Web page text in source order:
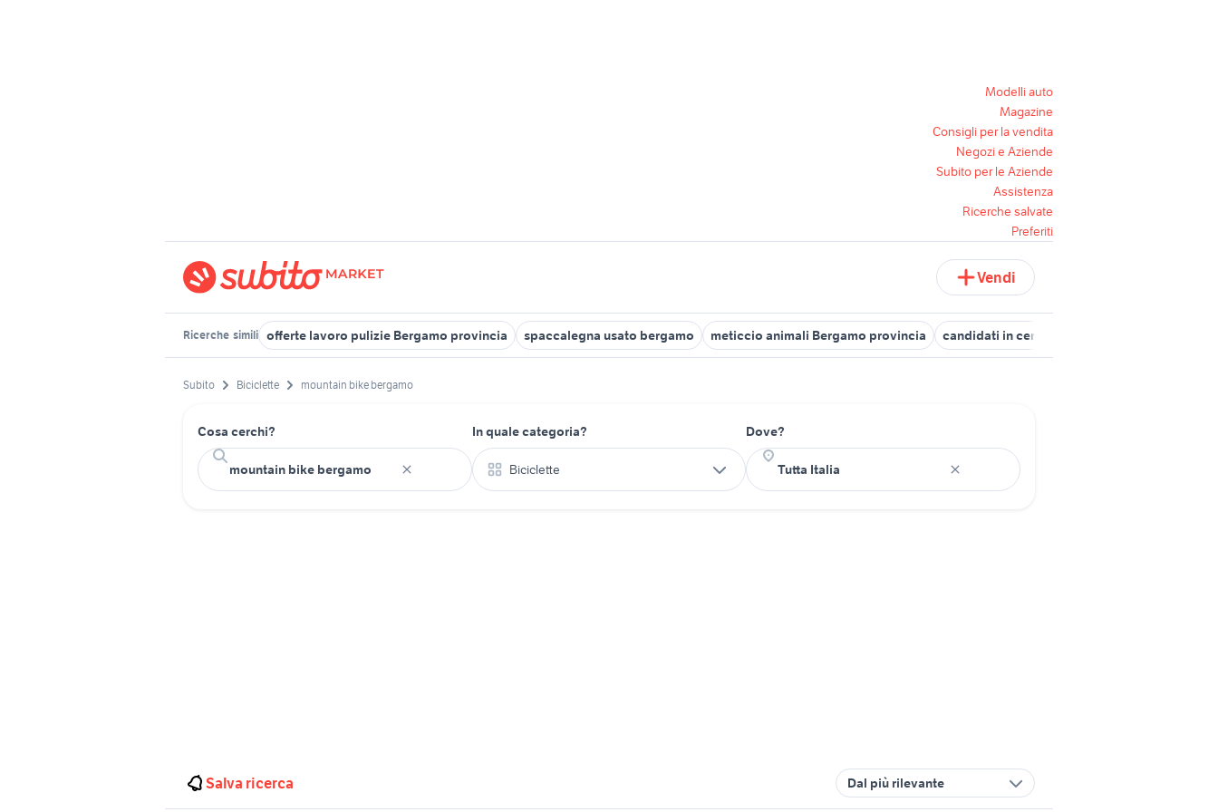
Modelli auto
Magazine
Consigli per la vendita
Negozi e Aziende
Subito per le Aziende
Assistenza
Ricerche salvate
Preferiti
Vendi
Ricerche simili offerte lavoro pulizie Bergamo provincia spaccalegna usato bergamo meticcio animali Bergamo provincia candidati in cerca di lavoro bergamo
Subito Biciclette mountain bike bergamo
Cosa cerchi? In quale categoria?
Biciclette
Dove?
Salva ricerca Dal più rilevante